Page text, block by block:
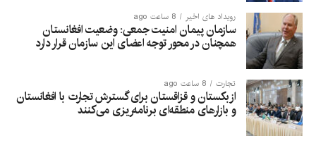
رویداد های اخیر 8 ساعت ago
سازمان پیمان امنیت جمعی: وضعیت افغانستان
همچنان در محور توجه اعضای این سازمان قرار دارد
تجارت 8 ساعت ago
ازبکستان و قزاقستان برای گسترش تجارت با افغانستان
و بازارهای منطقه‌ای برنامه‌ریزی می‌کنند